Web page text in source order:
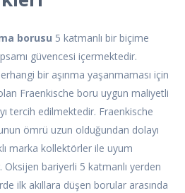
borusu 5 katmanlı bir biçime
güvencesi içermektedir.
bir aşınma yaşanmaması için
Fraenkische boru uygun maliyetli
tercih edilmektedir. Fraenkische
ömrü uzun olduğundan dolayı
marka kollektörler ile uyum
Oksijen bariyerli 5 katmanlı yerden
ilk akıllara düşen borular arasında